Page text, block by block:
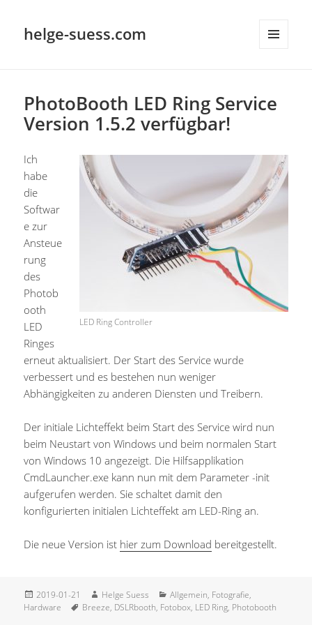
helge-suess.com
PhotoBooth LED Ring Service
Version 1.5.2 verfügbar!
LED Ring Controller
Ich
habe
die
Softwar
e zur
Ansteue
rung
des
Photob
ooth
LED
Ringes
erneut aktualisiert. Der Start des Service wurde
verbessert und es bestehen nun weniger
Abhängigkeiten zu anderen Diensten und Treibern.
Der initiale Lichteffekt beim Start des Service wird nun
beim Neustart von Windows und beim normalen Start
von Windows 10 angezeigt. Die Hilfsapplikation
CmdLauncher.exe kann nun mit dem Parameter -init
aufgerufen werden. Sie schaltet damit den
konfigurierten initialen Lichteffekt am LED-Ring an.
Die neue Version ist hier zum Download bereitgestellt.
Veröffentlicht
am
2019-01-21 Autor
Helge Suess Kategorien
Allgemein, Fotografie,
Hardware
Schlagwörter
Breeze, DSLRbooth, Fotobox, LED Ring, Photobooth